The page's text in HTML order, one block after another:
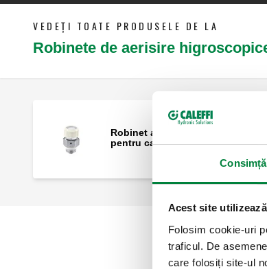
Acest site
Folosim cookie-uri
traficul. De
care folosiți site-ul
VEDEȚI TOATE PRODUSELE DE LA
Robinete de aerisire
Robinet automat higroscopic de
pentru calorifere.